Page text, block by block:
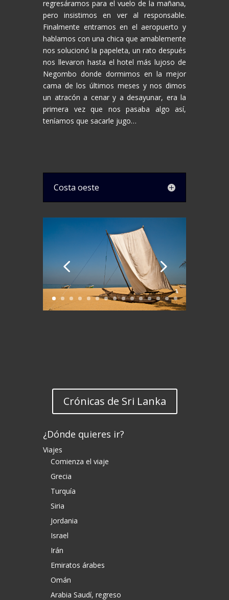
regresáramos para el vuelo de la mañana,
pero insistimos en ver al responsable.
Finalmente entramos en el aeropuerto y
hablamos con una chica que amablemente
nos solucionó la papeleta, un rato después
nos llevaron hasta el hotel más lujoso de
Negombo donde dormimos en la mejor
cama de los últimos meses y nos dimos
un atracón a cenar y a desayunar, era la
primera vez que nos pasaba algo así,
teníamos que sacarle jugo…
Costa oeste
Crónicas de Sri Lanka
¿Dónde quieres ir?
Viajes
Comienza el viaje
Grecia
Turquía
Siria
Jordania
Israel
Irán
Emiratos árabes
Omán
Arabia Saudí, regreso